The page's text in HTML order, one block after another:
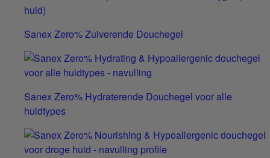
Sanex Zero% Zuiverende Douchegel
Sanex Zero% Hydraterende Douchegel voor alle
huidtypes